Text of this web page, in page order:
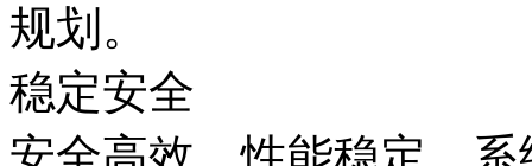
规划。
稳定安全
安全高效，性能稳定，